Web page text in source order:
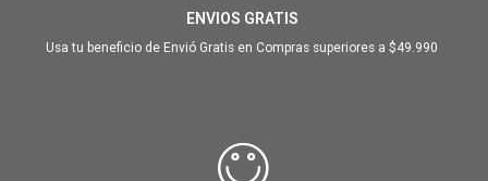
ENVIOS GRATIS
Usa tu beneficio de Envió Gratis en Compras superiores a $49.990